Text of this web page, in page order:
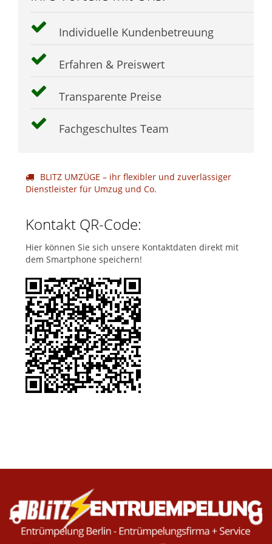
Individuelle Kundenbetreuung
Erfahren & Preiswert
Transparente Preise
Fachgeschultes Team
BLITZ UMZÜGE – ihr flexibler und zuverlässiger
Dienstleister für Umzug und Co.
Kontakt QR-Code:
Hier können Sie sich unsere Kontaktdaten direkt mit
dem Smartphone speichern!